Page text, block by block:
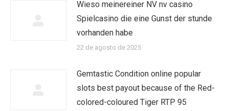
Wieso meinereiner NV nv casino
Spielcasino die eine Gunst der stunde
vorhanden habe
22 de agosto de 2025
Gemtastic Condition online popular
slots best payout because of the Red-
colored-coloured Tiger RTP 95